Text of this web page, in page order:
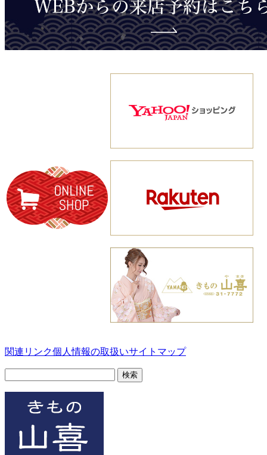
関連リンク個人情報の取扱いサイトマップ